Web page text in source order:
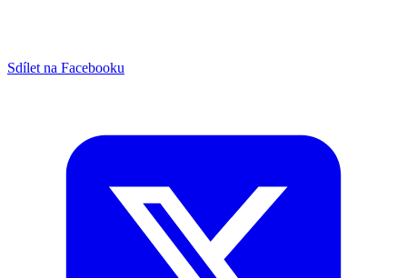
Sdílet na Facebooku